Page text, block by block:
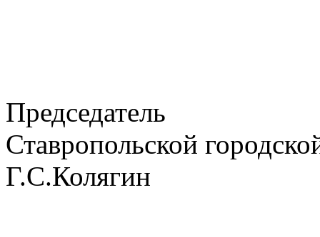
Председатель
Г.С.Колягин